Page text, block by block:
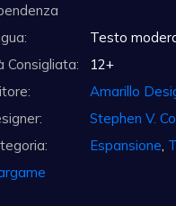
Testo
Consigliata:
12+
Amarillo
Stephen V.
Espansione